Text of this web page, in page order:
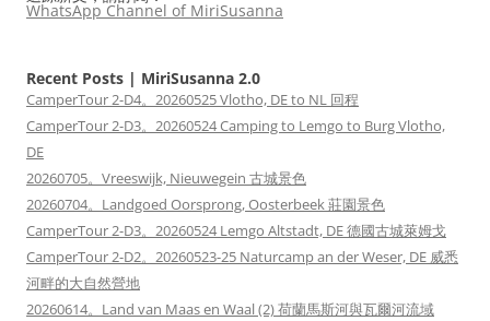
WhatsApp Channel of MiriSusanna
Recent Posts | MiriSusanna 2.0
CamperTour 2-D4。20260525 Vlotho, DE to NL 回程
CamperTour 2-D3。20260524 Camping to Lemgo to Burg Vlotho,
DE
20260705。Vreeswijk, Nieuwegein 古城景色
20260704。Landgoed Oorsprong, Oosterbeek 莊園景色
CamperTour 2-D3。20260524 Lemgo Altstadt, DE 德國古城萊姆戈
CamperTour 2-D2。20260523-25 Naturcamp an der Weser, DE 威悉
河畔的大自然營地
20260614。Land van Maas en Waal (2) 荷蘭馬斯河與瓦爾河流域